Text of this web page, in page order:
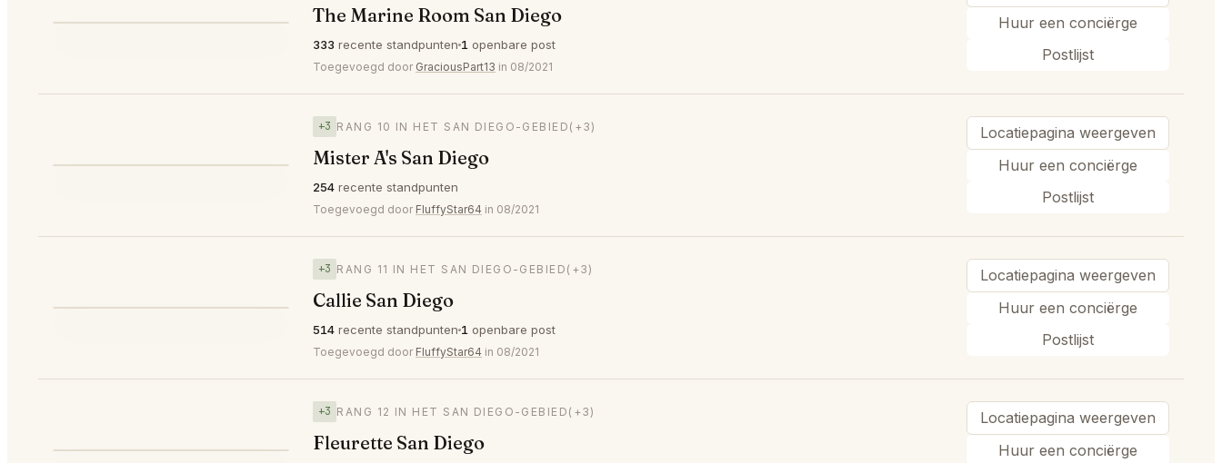
The Marine Room San Diego
333 recente standpunten 1 openbare post
Toegevoegd door GraciousPart13 in 08/2021
Huur een conciërge
Postlijst
+3 RANG 10 IN HET SAN DIEGO-GEBIED (+3)
Mister A's San Diego
254 recente standpunten
Toegevoegd door FluffyStar64 in 08/2021
Locatiepagina weergeven
Huur een conciërge
Postlijst
+3 RANG 11 IN HET SAN DIEGO-GEBIED (+3)
Callie San Diego
514 recente standpunten 1 openbare post
Toegevoegd door FluffyStar64 in 08/2021
Locatiepagina weergeven
Huur een conciërge
Postlijst
+3 RANG 12 IN HET SAN DIEGO-GEBIED (+3)
Fleurette San Diego
Locatiepagina weergeven
Huur een conciërge